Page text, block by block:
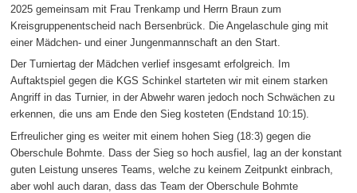
2025 gemeinsam mit Frau Trenkamp und Herrn Braun zum
Kreisgruppenentscheid nach Bersenbrück. Die Angelaschule ging mit
einer Mädchen- und einer Jungenmannschaft an den Start.
Der Turniertag der Mädchen verlief insgesamt erfolgreich. Im
Auftaktspiel gegen die KGS Schinkel starteten wir mit einem starken
Angriff in das Turnier, in der Abwehr waren jedoch noch Schwächen zu
erkennen, die uns am Ende den Sieg kosteten (Endstand 10:15).
Erfreulicher ging es weiter mit einem hohen Sieg (18:3) gegen die
Oberschule Bohmte. Dass der Sieg so hoch ausfiel, lag an der konstant
guten Leistung unseres Teams, welche zu keinem Zeitpunkt einbrach,
aber wohl auch daran, dass das Team der Oberschule Bohmte